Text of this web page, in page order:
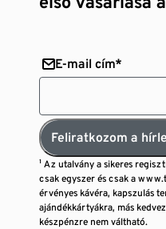
E-mail cím*
Feliratkozom a
¹ Az utalvány a sikeres
csak egyszer és csak a
érvényes kávéra, kapszulás
ajándékkártyákra, más
készpénzre nem váltható.